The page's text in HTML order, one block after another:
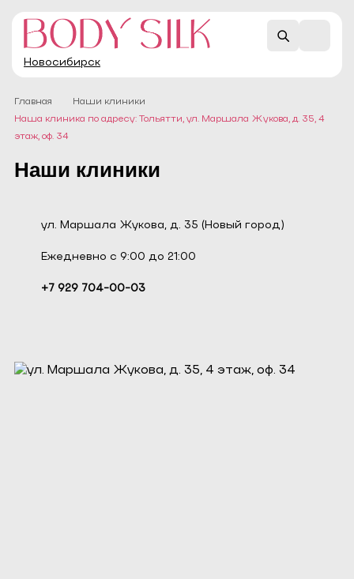
Новосибирск
Главная
Наши клиники
Наша клиника по адресу: Тольятти, ул. Маршала Жукова, д. 35, 4
этаж, оф. 34
Наши клиники
ул. Маршала Жукова, д. 35 (Новый город)
Ежедневно с 9:00 до 21:00
+7 929 704-00-03